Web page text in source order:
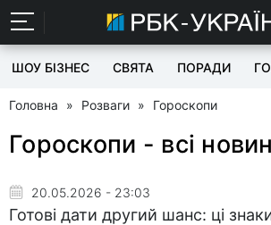
ШОУ БІЗНЕС СВЯТА ПОРАДИ
Головна » Розваги » Гороскопи
Гороскопи - всі
20.05.2026 - 23:03
Готові дати другий шанс: ці